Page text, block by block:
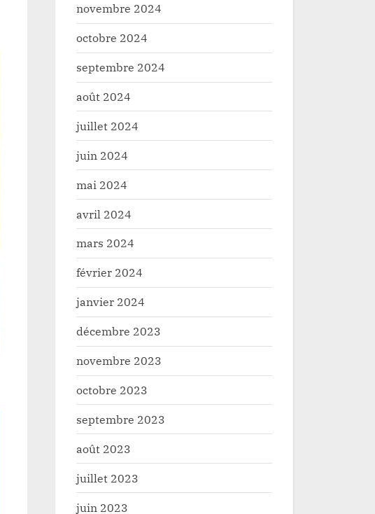
novembre 2024
octobre 2024
septembre 2024
août 2024
juillet 2024
juin 2024
mai 2024
avril 2024
mars 2024
février 2024
janvier 2024
décembre 2023
novembre 2023
octobre 2023
septembre 2023
août 2023
juillet 2023
juin 2023